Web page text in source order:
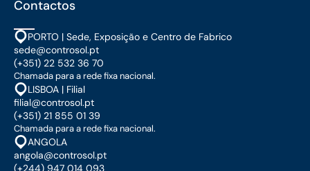
Contactos
PORTO | Sede, Exposição e Centro de Fabrico
sede@controsol.pt
(+351) 22 532 36 70
Chamada para a rede fixa nacional.
LISBOA | Filial
filial@controsol.pt
(+351) 21 855 01 39
Chamada para a rede fixa nacional.
ANGOLA
angola@controsol.pt
(+244) 947 014 093